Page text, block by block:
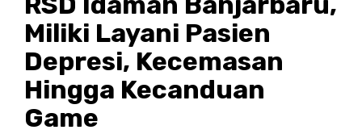
Miliki Layani Pasien
Depresi, Kecemasan
Hingga Kecanduan
Game